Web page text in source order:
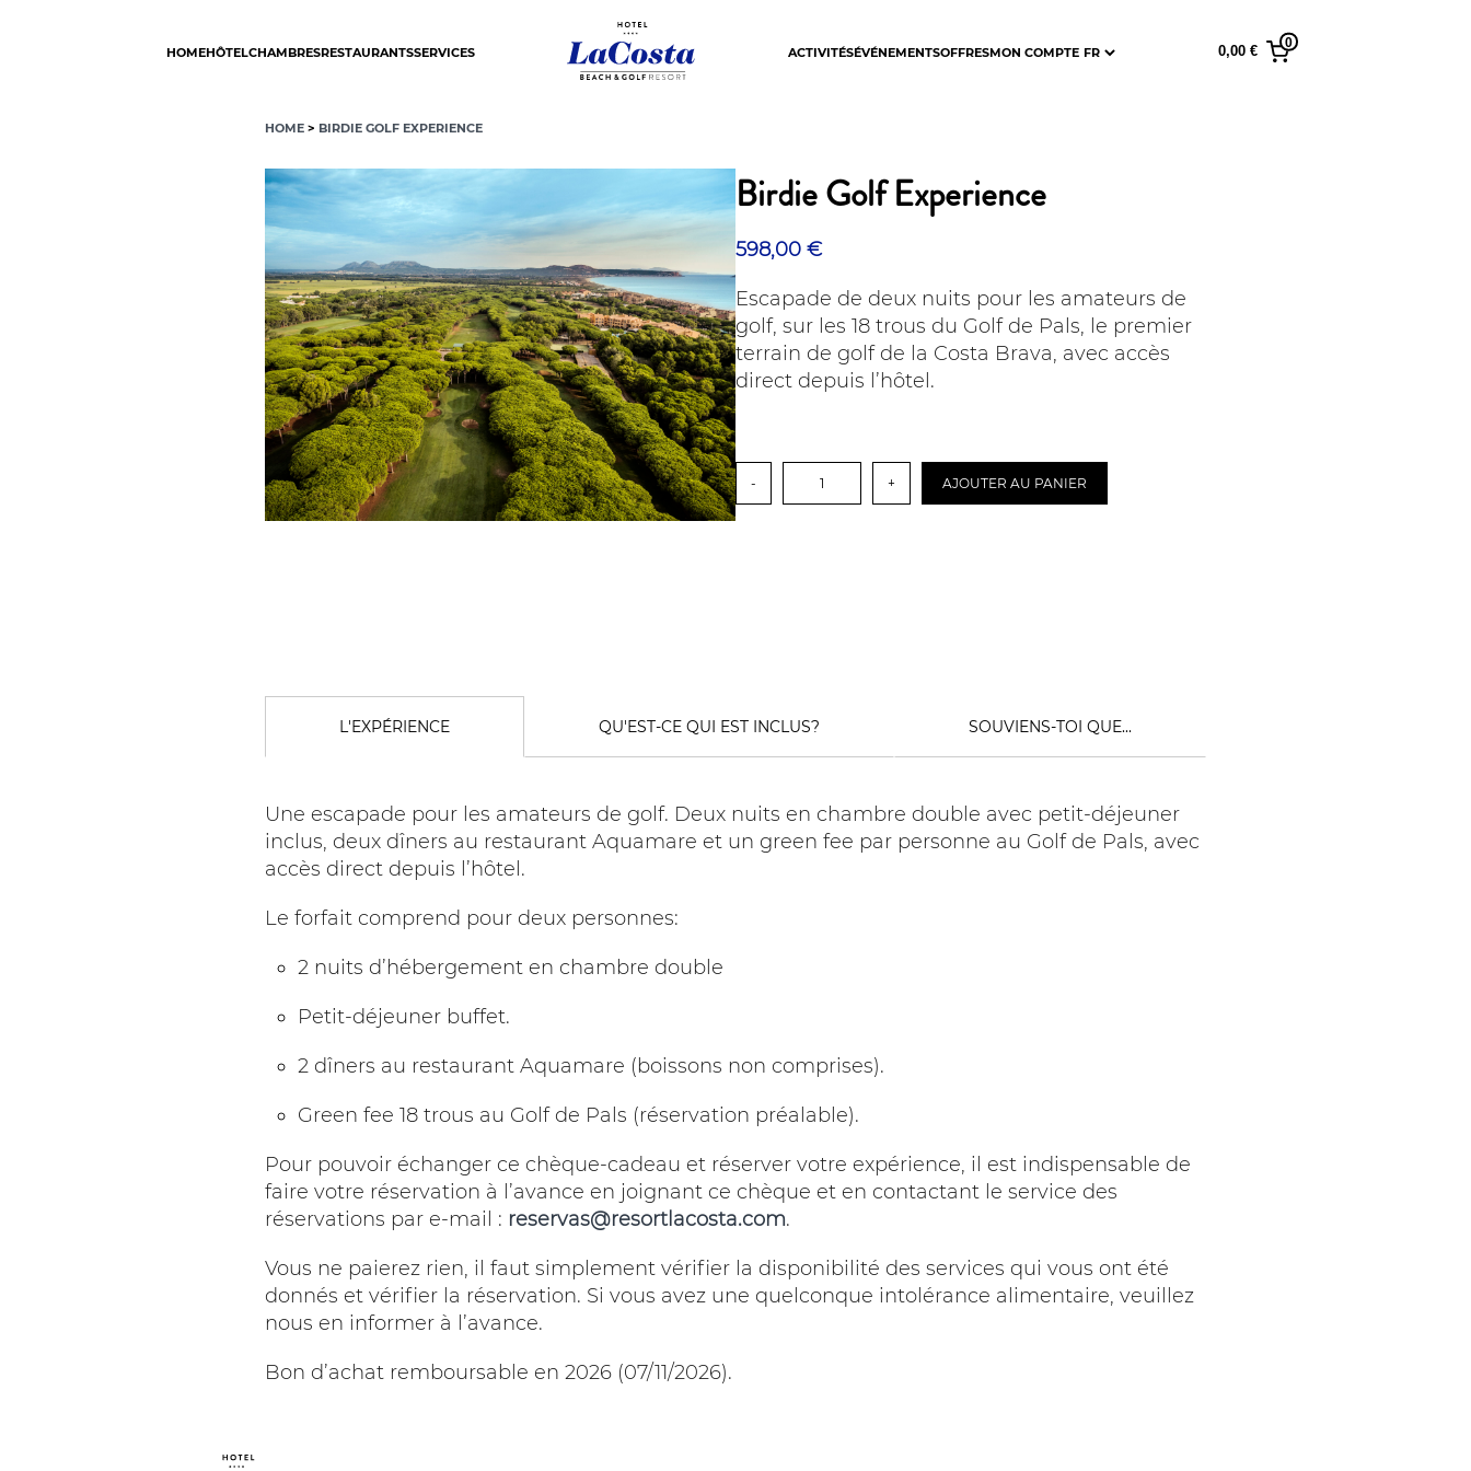
HOMEHÔTELCHAMBRESRESTAURANTSSERVICES ACTIVITÉSÉVÉNEMENTSOFFRESMON COMPTE 0,00 €
0
HOME> BIRDIE GOLF EXPERIENCE
Birdie Golf Experience
598,00 €
Escapade de deux nuits pour les amateurs de
golf, sur les 18 trous du Golf de Pals, le premier
terrain de golf de la Costa Brava, avec accès
direct depuis l’hôtel.
-
Birdie
+ AJOUTER AU PANIER
L'EXPÉRIENCE QU'EST-CE QUI EST INCLUS? SOUVIENS-TOI QUE...
Une escapade pour les amateurs de golf. Deux nuits en chambre double avec petit-déjeuner
inclus, deux dîners au restaurant Aquamare et un green fee par personne au Golf de Pals, avec
accès direct depuis l’hôtel.
Le forfait comprend pour deux personnes:
2 nuits d’hébergement en chambre double
Petit-déjeuner buffet.
2 dîners au restaurant Aquamare (boissons non comprises).
Green fee 18 trous au Golf de Pals (réservation préalable).
Pour pouvoir échanger ce chèque-cadeau et réserver votre expérience, il est indispensable de
faire votre réservation à l’avance en joignant ce chèque et en contactant le service des
réservations par e-mail : reservas@resortlacosta.com.
Vous ne paierez rien, il faut simplement vérifier la disponibilité des services qui vous ont été
donnés et vérifier la réservation. Si vous avez une quelconque intolérance alimentaire, veuillez
nous en informer à l’avance.
Bon d’achat remboursable en 2026 (07/11/2026).